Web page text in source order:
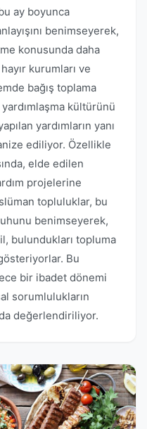
ay boyunca
benimseyerek,
konusunda daha
kurumları ve
bağış toplama
kültürünü
yardımların yanı
ediliyor. Özellikle
elde edilen
projelerine
topluluklar, bu
benimseyerek,
bulundukları topluma
Bu
bir ibadet dönemi
sorumlulukların
değerlendiriliyor.